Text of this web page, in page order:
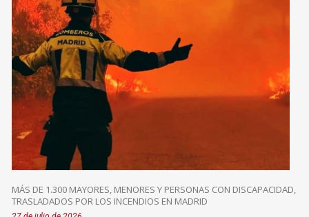
MÁS DE 1.300 MAYORES, MENORES Y PERSONAS CON DISCAPACIDAD,
TRASLADADOS POR LOS INCENDIOS EN MADRID